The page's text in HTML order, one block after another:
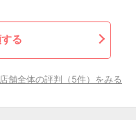
る
舗全体の評判（5件）をみる